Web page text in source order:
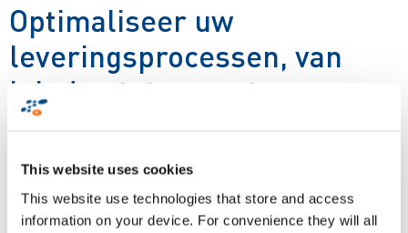
This website uses cookies
This website use technologies that store and access
information on your device. For convenience they will all
Optimaliseer uw
leveringsprocessen, van
inladen tot en met
bezorging...
Leveringsprocessen moeten tegenwoordig niet alleen
inspelen op de hoge eisen van de klant, maar ook op de
noodzaak om kosten te verlagen, efficiënter te werken en